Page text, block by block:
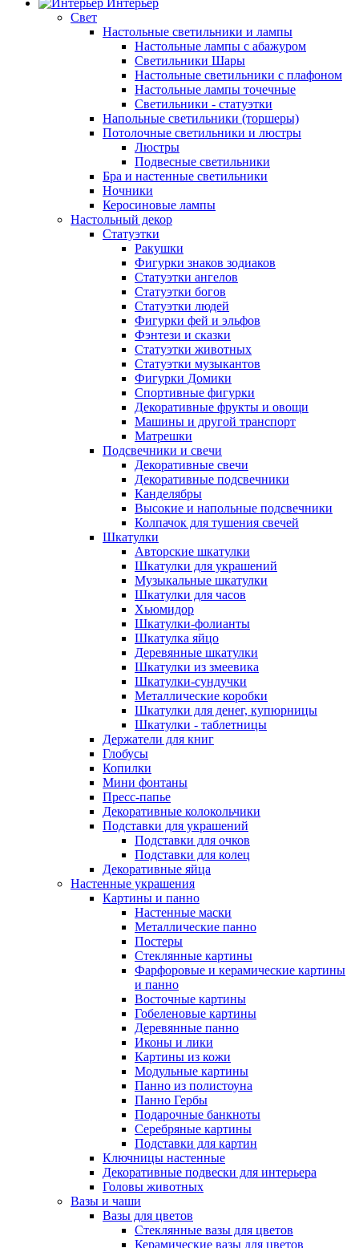
Интерьер
Свет
Настольные светильники и лампы
Настольные лампы с абажуром
Светильники Шары
Настольные светильники с плафоном
Настольные лампы точечные
Светильники - статуэтки
Напольные светильники (торшеры)
Потолочные светильники и люстры
Люстры
Подвесные светильники
Бра и настенные светильники
Ночники
Керосиновые лампы
Настольный декор
Статуэтки
Ракушки
Фигурки знаков зодиаков
Статуэтки ангелов
Статуэтки богов
Статуэтки людей
Фигурки фей и эльфов
Фэнтези и сказки
Статуэтки животных
Статуэтки музыкантов
Фигурки Домики
Спортивные фигурки
Декоративные фрукты и овощи
Машины и другой транспорт
Матрешки
Подсвечники и свечи
Декоративные свечи
Декоративные подсвечники
Канделябры
Высокие и напольные подсвечники
Колпачок для тушения свечей
Шкатулки
Авторские шкатулки
Шкатулки для украшений
Музыкальные шкатулки
Шкатулки для часов
Хьюмидор
Шкатулки-фолианты
Шкатулка яйцо
Деревянные шкатулки
Шкатулки из змеевика
Шкатулки-сундучки
Металлические коробки
Шкатулки для денег, купюрницы
Шкатулки - таблетницы
Держатели для книг
Глобусы
Копилки
Мини фонтаны
Пресс-папье
Декоративные колокольчики
Подставки для украшений
Подставки для очков
Подставки для колец
Декоративные яйца
Настенные украшения
Картины и панно
Настенные маски
Металлические панно
Постеры
Стеклянные картины
Фарфоровые и керамические картины
и панно
Восточные картины
Гобеленовые картины
Деревянные панно
Иконы и лики
Картины из кожи
Модульные картины
Панно из полистоуна
Панно Гербы
Подарочные банкноты
Серебряные картины
Подставки для картин
Ключницы настенные
Декоративные подвески для интерьера
Головы животных
Вазы и чаши
Вазы для цветов
Стеклянные вазы для цветов
Керамические вазы для цветов